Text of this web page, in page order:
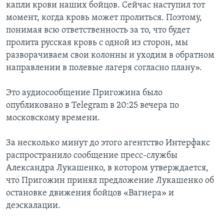
капли крови наших бойцов. Сейчас наступил тот
момент, когда кровь может пролиться. Поэтому,
понимая всю ответственность за то, что будет
пролита русская кровь с одной из сторон, мы
разворачиваем свои колонны и уходим в обратном
направлении в полевые лагеря согласно плану».
Это аудиосообщение Пригожина было
опубликовано в Telegram в 20:25 вечера по
московскому времени.
За несколько минут до этого агентство Интерфакс
распространило сообщение пресс-службы
Александра Лукашенко, в котором утверждается,
что Пригожин принял предложение Лукашенко об
остановке движения бойцов «Вагнера» и
деэскалации.